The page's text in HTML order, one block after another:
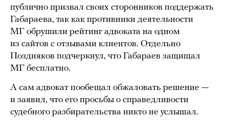
публично призвал своих сторонников поддержать
Габараева, так как противники деятельности
МГ обрушили рейтинг адвоката на одном
из сайтов с отзывами клиентов. Отдельно
Поздняков подчеркнул, что Габараев защищал
МГ бесплатно.
А сам адвокат пообещал обжаловать решение —
и заявил, что его просьбы о справедливости
судебного разбирательства никто не услышал.